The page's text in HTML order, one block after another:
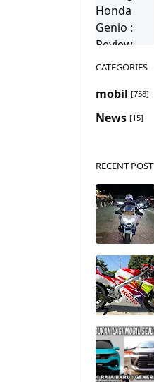
CATEGORIES
mobil [758]
News [15]
RECENT POST